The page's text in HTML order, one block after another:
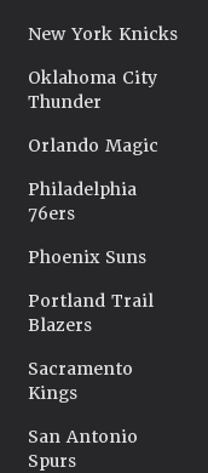
New York Knicks
Oklahoma City
Thunder
Orlando Magic
Philadelphia
76ers
Phoenix Suns
Portland Trail
Blazers
Sacramento
Kings
San Antonio
Spurs